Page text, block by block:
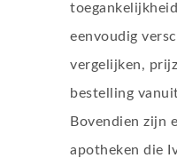
eenvoudig
vergelijken,
bestelling
Bovendien zijn
apotheken die